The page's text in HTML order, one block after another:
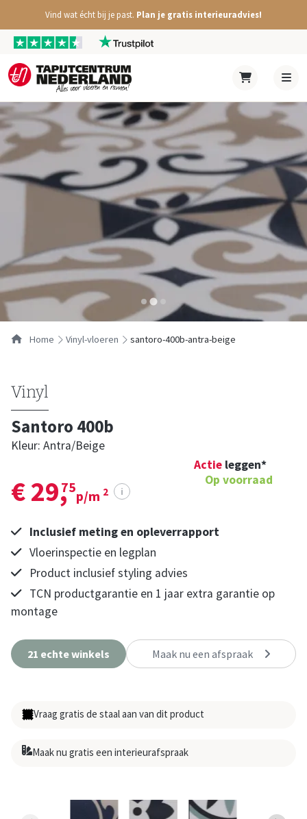
Vind wat écht bij je past. Plan je gratis interieuradvies!
Home vinyl-vloeren santoro-400b-antra-beige
Vinyl
Santoro 400b
Kleur: Antra/beige
€ 29,
75
p/m 2 i
Actie leggen*
Op voorraad
Inclusief meting en opleverrapport
Vloerinspectie en legplan
Product inclusief styling advies
TCN productgarantie en 1 jaar extra garantie op
montage
21 echte winkels Maak nu een afspraak
Vraag gratis de staal aan van dit product
Maak nu gratis een interieurafspraak